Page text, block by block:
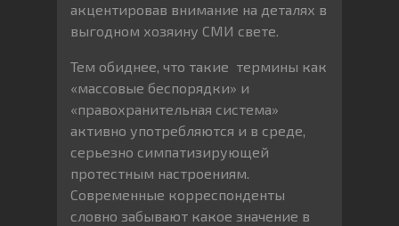
акцентировав внимание на деталях в
выгодном хозяину СМИ свете.
Тем обиднее, что такие термины как
«массовые беспорядки» и
«правохранительная система»
активно употребляются и в среде,
серьезно симпатизирующей
протестным настроениям.
Современные корреспонденты
словно забывают какое значение в